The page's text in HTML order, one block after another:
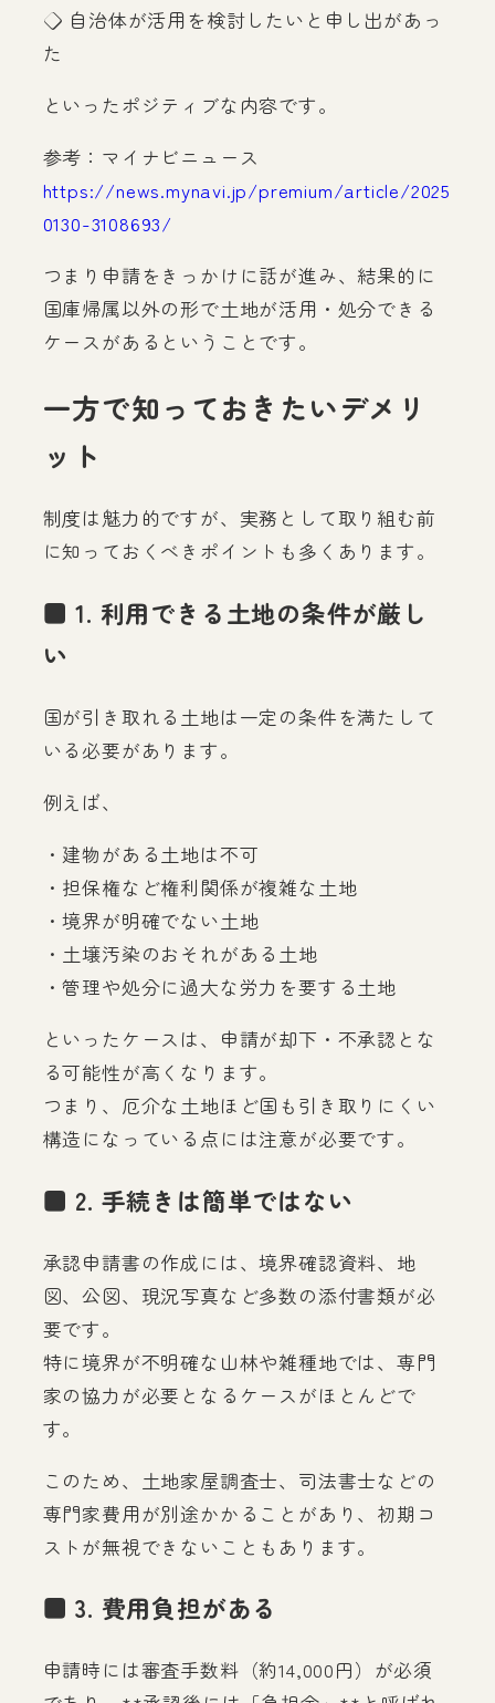
◇ 自治体が活用を検討したいと申し出があっ
た
といったポジティブな内容です。
参考：マイナビニュース
https://news.mynavi.jp/premium/article/2025
0130-3108693/
つまり申請をきっかけに話が進み、結果的に
国庫帰属以外の形で土地が活用・処分できる
ケースがあるということです。
一方で知っておきたいデメリ
ット
制度は魅力的ですが、実務として取り組む前
に知っておくべきポイントも多くあります。
■ 1. 利用できる土地の条件が厳し
い
国が引き取れる土地は一定の条件を満たして
いる必要があります。
例えば、
・建物がある土地は不可
・担保権など権利関係が複雑な土地
・境界が明確でない土地
・土壌汚染のおそれがある土地
・管理や処分に過大な労力を要する土地
といったケースは、申請が却下・不承認とな
る可能性が高くなります。
つまり、厄介な土地ほど国も引き取りにくい
構造になっている点には注意が必要です。
■ 2. 手続きは簡単ではない
承認申請書の作成には、境界確認資料、地
図、公図、現況写真など多数の添付書類が必
要です。
特に境界が不明確な山林や雑種地では、専門
家の協力が必要となるケースがほとんどで
す。
このため、土地家屋調査士、司法書士などの
専門家費用が別途かかることがあり、初期コ
ストが無視できないこともあります。
■ 3. 費用負担がある
申請時には審査手数料（約14,000円）が必須